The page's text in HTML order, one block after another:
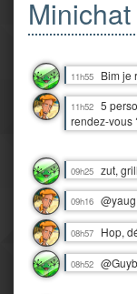
Minichat
11h55 Bim je
11h52 5
rendez-vous
09h25 zut,
09h16
08h57 Hop,
08h52